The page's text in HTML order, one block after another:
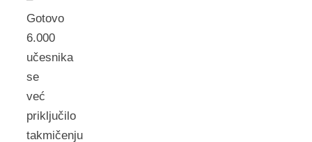
Gotovo
6.000
učesnika
se
već
priključilo
takmičenju